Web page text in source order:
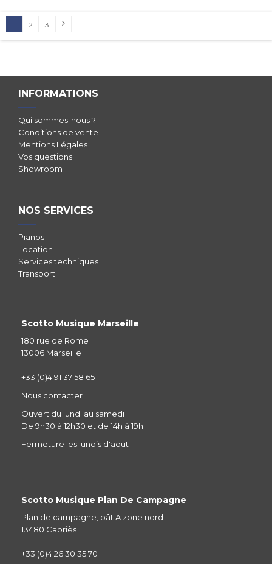
1 2 3
INFORMATIONS
Qui sommes-nous ?
Conditions de vente
Mentions Légales
Vos questions
Showroom
NOS SERVICES
Pianos
Location
Services techniques
Transport
Scotto Musique Marseille
180 rue de Rome
13006 Marseille
+33 (0)4 91 37 58 65
Nous contacter
Ouvert du lundi au samedi
De 9h30 à 12h30 et de 14h à 19h
Fermeture les lundis d'aout
Scotto Musique Plan De Campagne
Plan de campagne, bât A zone nord
13480 Cabriès
+33 (0)4 26 30 35 70